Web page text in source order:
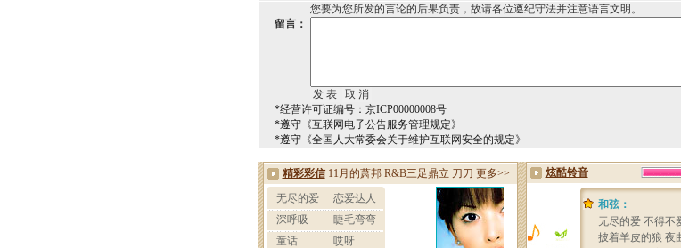
您要为您所发的言论的后果负责，故请各位遵纪守法并注意语言文明。
留言：
*经营许可证编号：京ICP00000008号
*遵守《互联网电子公告服务管理规定》
*遵守《全国人大常委会关于维护互联网安全的规定》